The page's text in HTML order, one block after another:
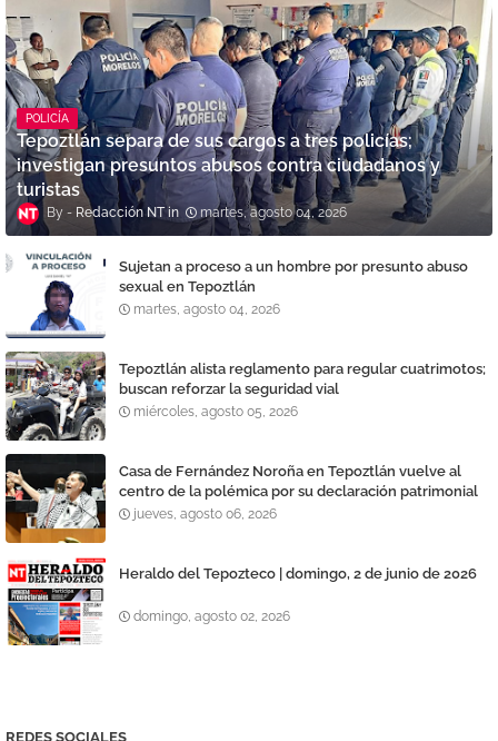
POLICÍA
Tepoztlán separa de sus cargos a tres policías;
investigan presuntos abusos contra ciudadanos y
turistas
Redacción NT martes, agosto 04, 2026
Sujetan a proceso a un hombre por presunto abuso
sexual en Tepoztlán
martes, agosto 04, 2026
Tepoztlán alista reglamento para regular cuatrimotos;
buscan reforzar la seguridad vial
miércoles, agosto 05, 2026
Casa de Fernández Noroña en Tepoztlán vuelve al
centro de la polémica por su declaración patrimonial
jueves, agosto 06, 2026
Heraldo del Tepozteco | domingo, 2 de junio de 2026
domingo, agosto 02, 2026
REDES SOCIALES